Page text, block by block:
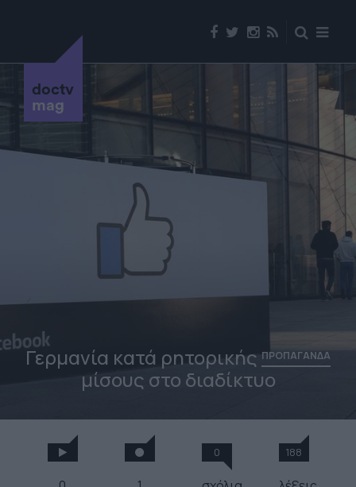
doctv
mag
Γερμανία κατά ρητορικής ΠΡΟΠΑΓΑΝΔΑ
μίσους στο διαδίκτυο
0 188